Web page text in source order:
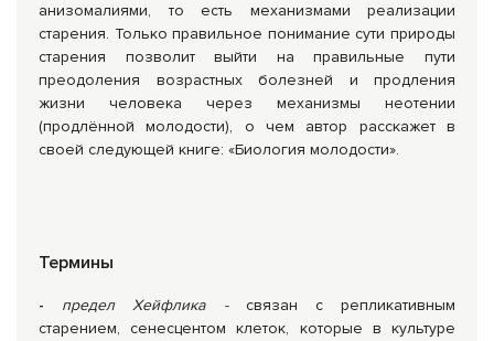
анизомалиями, то есть механизмами реализации
старения. Только правильное понимание сути природы
старения позволит выйти на правильные пути
преодоления возрастных болезней и продления
жизни человека через механизмы неотении
(продлённой молодости), о чем автор расскажет в
своей следующей книге: «Биология молодости».
Термины
- предел Хейфлика - связан с репликативным
старением, сенесцентом клеток, которые в культуре